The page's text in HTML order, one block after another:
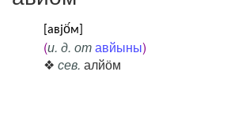
[авјӧ́м]
(и. д. отавйыны)
❖ сев. алйӧм